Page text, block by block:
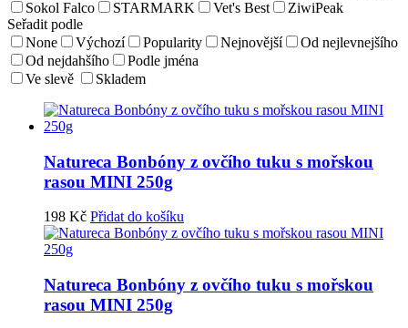
Sokol Falco
STARMARK Vet's Best
ZiwiPeak
Seřadit podle
None
Výchozí Popularity Nejnovější
Od nejlevnejšího
Od nejdahšího
Podle jména
Ve slevě
Skladem
Natureca Bonbóny z ovčího tuku s mořskou
rasou MINI 250g
198 Kč Přidat do košíku
Natureca Bonbóny z ovčího tuku s mořskou
rasou MINI 250g